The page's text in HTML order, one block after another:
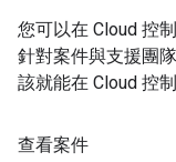
您可以在 Cloud 控
針對案件與支援團
該就能在 Cloud 控
查看案件